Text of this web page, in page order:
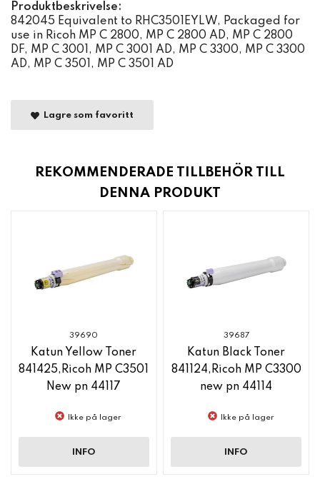
Produktbeskrivelse:
842045 Equivalent to RHC3501EYLW, Packaged for
use in Ricoh MP C 2800, MP C 2800 AD, MP C 2800
DF, MP C 3001, MP C 3001 AD, MP C 3300, MP C 3300
AD, MP C 3501, MP C 3501 AD
Lagre som favoritt
REKOMMENDERADE TILLBEHÖR TILL
DENNA PRODUKT
39690
Katun Yellow Toner
841425,Ricoh MP C3501
New pn 44117
Ikke på lager
INFO
39687
Katun Black Toner
841124,Ricoh MP C3300
new pn 44114
Ikke på lager
INFO